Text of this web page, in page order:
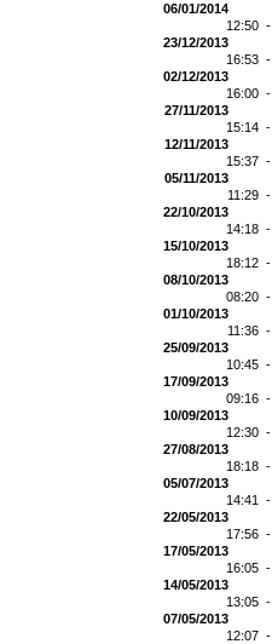
06/01/2014
12:50 -
23/12/2013
16:53 -
02/12/2013
16:00 -
27/11/2013
15:14 -
12/11/2013
15:37 -
05/11/2013
11:29 -
22/10/2013
14:18 -
15/10/2013
18:12 -
08/10/2013
08:20 -
01/10/2013
11:36 -
25/09/2013
10:45 -
17/09/2013
09:16 -
10/09/2013
12:30 -
27/08/2013
18:18 -
05/07/2013
14:41 -
22/05/2013
17:56 -
17/05/2013
16:05 -
14/05/2013
13:05 -
07/05/2013
12:07 -